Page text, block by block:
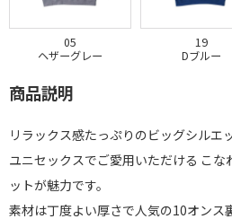
05
ヘザーグレー
19
Dブルー
商品説明
リラックス感たっぷりのビッグシルエ
ユニセックスでご愛用いただける こ
ットが魅力です。
素材は丁度よい厚さで人気の10オンス